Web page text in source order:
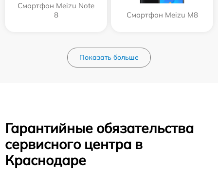
Смартфон Meizu Note
8
Смартфон Meizu M8
Показать больше
Гарантийные обязательства
сервисного центра в
Краснодаре